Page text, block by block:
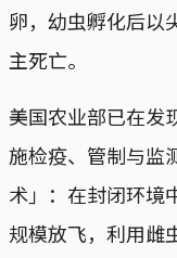
卵，幼虫孵化后以
主死亡。
美国农业部已在发
施检疫、管制与监
术」：在封闭环境
规模放飞，利用雌